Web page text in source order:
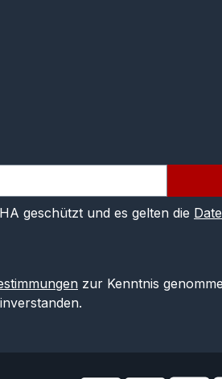
geschützt und es gelten die
zur Kenntnis